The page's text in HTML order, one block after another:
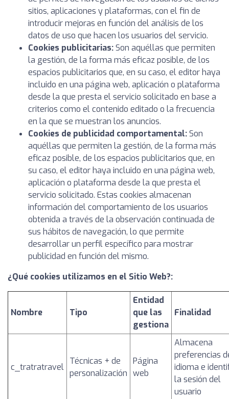
sitios, aplicaciones y plataformas, con el fin de
introducir mejoras en función del análisis de los
datos de uso que hacen los usuarios del servicio.
Cookies publicitarias:Son aquéllas que permiten
la gestión, de la forma más eficaz posible, de los
espacios publicitarios que, en su caso, el editor haya
incluido en una página web, aplicación o plataforma
desde la que presta el servicio solicitado en base a
criterios como el contenido editado o la frecuencia
en la que se muestran los anuncios.
Cookies de publicidad comportamental:Son
aquéllas que permiten la gestión, de la forma más
eficaz posible, de los espacios publicitarios que, en
su caso, el editor haya incluido en una página web,
aplicación o plataforma desde la que presta el
servicio solicitado. Estas cookies almacenan
información del comportamiento de los usuarios
obtenida a través de la observación continuada de
sus hábitos de navegación, lo que permite
desarrollar un perfil específico para mostrar
publicidad en función del mismo.
¿Qué cookies utilizamos en el Sitio Web?:
Nombre Tipo
Entidad
que las
gestiona
Finalidad
c_tratratravel
Técnicas + de
personalización
Página
web
Almacena
preferencias
idioma e
la sesión del
usuario